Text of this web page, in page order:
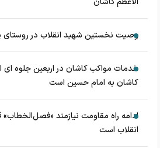
وصیت نخستین شهید انقلاب در روستای
خدمات مواکب کاشان در اربعین جلوه ای
کاشان به امام حسین است
ادامه راه مقاومت نیازمند «فصل‌الخطاب»
انقلاب است